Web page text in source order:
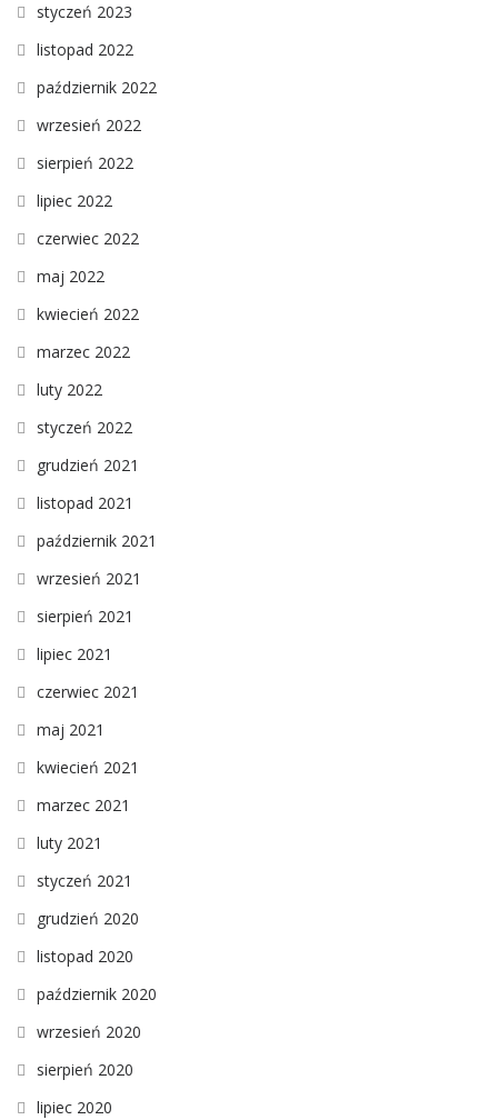
styczeń 2023
listopad 2022
październik 2022
wrzesień 2022
sierpień 2022
lipiec 2022
czerwiec 2022
maj 2022
kwiecień 2022
marzec 2022
luty 2022
styczeń 2022
grudzień 2021
listopad 2021
październik 2021
wrzesień 2021
sierpień 2021
lipiec 2021
czerwiec 2021
maj 2021
kwiecień 2021
marzec 2021
luty 2021
styczeń 2021
grudzień 2020
listopad 2020
październik 2020
wrzesień 2020
sierpień 2020
lipiec 2020